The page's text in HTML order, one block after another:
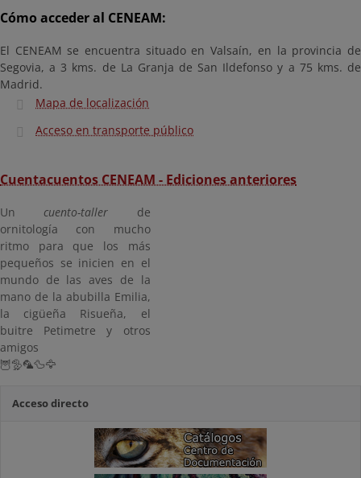
Cómo acceder al CENEAM:
El CENEAM se encuentra situado en Valsaín, en la provincia de
Segovia, a 3 kms. de La Granja de San Ildefonso y a 75 kms. de
Madrid.
Mapa de localización
Acceso en transporte público
Cuentacuentos CENEAM - Ediciones anteriores
Un cuento-taller de
ornitología con mucho
ritmo para que los más
pequeños se inicien en el
mundo de las aves de la
mano de la abubilla Emilia,
la cigüeña Risueña, el
buitre Petimetre y otros
amigos
🦉🦤🦜🦆🦅
Acceso directo